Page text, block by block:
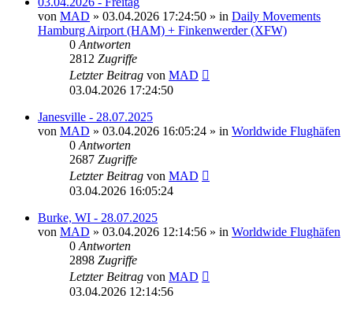
von MAD » 03.04.2026 17:24:50 » in Daily Movements
Hamburg Airport (HAM) + Finkenwerder (XFW)
0 Antworten
2812 Zugriffe
Letzter Beitrag von MAD
03.04.2026 17:24:50
Janesville - 28.07.2025
von MAD » 03.04.2026 16:05:24 » in Worldwide Flughäfen
0 Antworten
2687 Zugriffe
Letzter Beitrag von MAD
03.04.2026 16:05:24
Burke, WI - 28.07.2025
von MAD » 03.04.2026 12:14:56 » in Worldwide Flughäfen
0 Antworten
2898 Zugriffe
Letzter Beitrag von MAD
03.04.2026 12:14:56